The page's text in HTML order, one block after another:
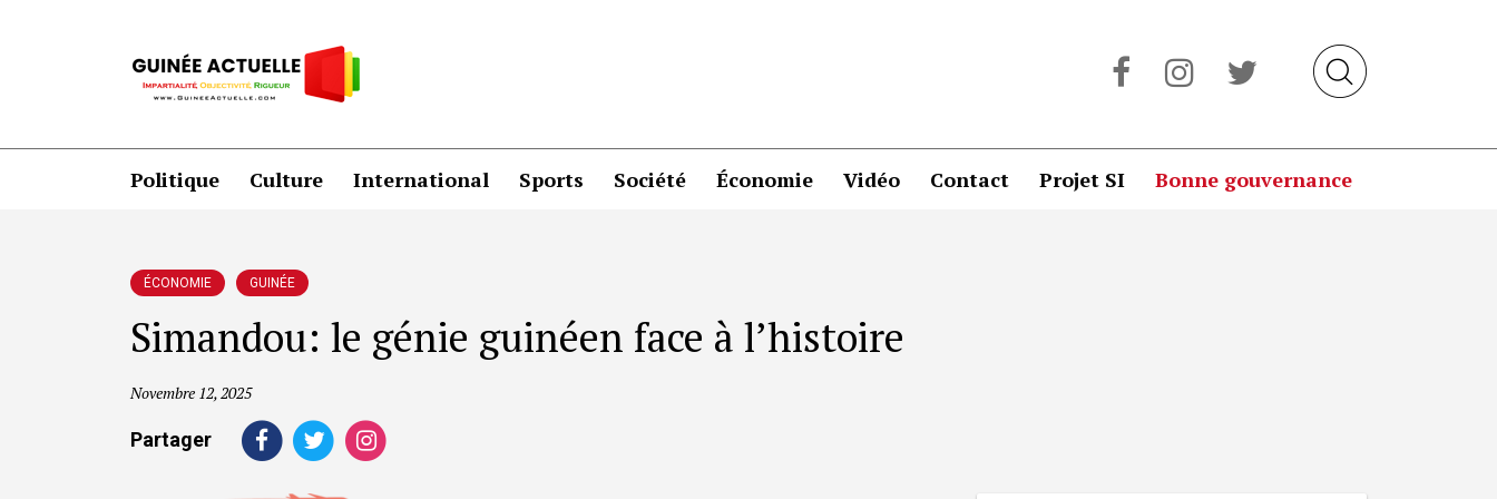
Politique Culture International Sports Société Économie Vidéo Contact Projet SI Bonne gouvernance
ÉCONOMIE GUINÉE
Simandou: le génie guinéen face à l’histoire
Novembre 12, 2025
Partager